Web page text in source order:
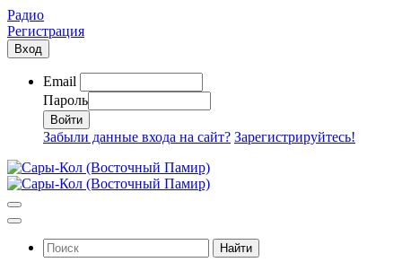
Радио
Регистрация
Вход
Email
Пароль
Забыли данные входа на сайт? Зарегистрируйтесь!
Найти